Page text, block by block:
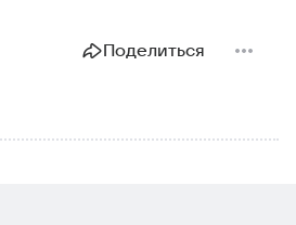
Поделиться